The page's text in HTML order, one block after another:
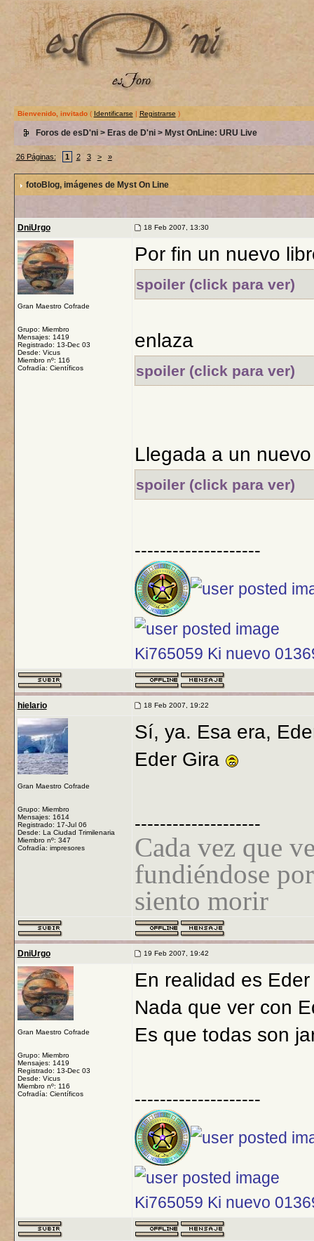
Bienvenido, invitado( Identificarse | Registrarse )
Foros de esD'ni> Eras de D'ni> Myst OnLine: URU Live
26 Páginas: 1 2 3 > »
fotoBlog, imágenes de Myst On Line
DniUrgo 18 Feb 2007, 13:30
Gran Maestro Cofrade
Grupo: Miembro
Mensajes: 1419
Registrado: 13-Dec 03
Desde: Vicus
Miembro nº: 116
Cofradía: Científicos
Por fin un nuevo
spoiler (click para ver)
enlaza
spoiler (click para ver)
Llegada a un
spoiler (click para ver)
--------------------
Ki765059 Ki nuevo
hielario 18 Feb 2007, 19:22
Gran Maestro Cofrade
Grupo: Miembro
Mensajes: 1614
Registrado: 17-Jul 06
Desde: La Ciudad Trimilenaria
Miembro nº: 347
Cofradía: impresores
Sí, ya. Esa era,
Eder Gira
--------------------
Cada vez que
fundiéndose
siento morir
DniUrgo 19 Feb 2007, 19:42
Gran Maestro Cofrade
Grupo: Miembro
Mensajes: 1419
Registrado: 13-Dec 03
Desde: Vicus
Miembro nº: 116
Cofradía: Científicos
En realidad es Eder
Nada que ver con
Es que todas son
--------------------
Ki765059 Ki nuevo